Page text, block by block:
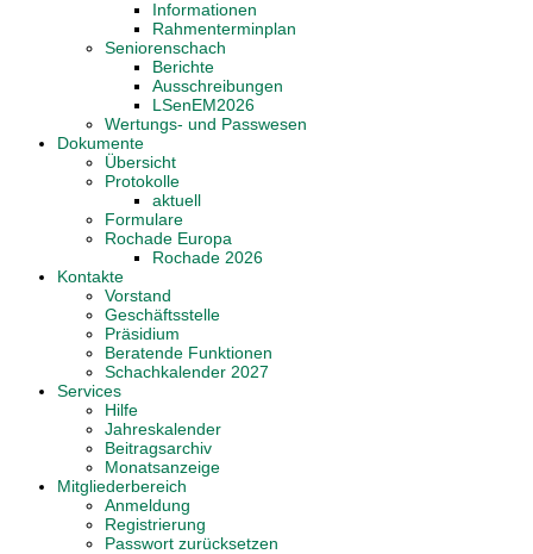
Informationen
Rahmenterminplan
Seniorenschach
Berichte
Ausschreibungen
LSenEM2026
Wertungs- und Passwesen
Dokumente
Übersicht
Protokolle
aktuell
Formulare
Rochade Europa
Rochade 2026
Kontakte
Vorstand
Geschäftsstelle
Präsidium
Beratende Funktionen
Schachkalender 2027
Services
Hilfe
Jahreskalender
Beitragsarchiv
Monatsanzeige
Mitgliederbereich
Anmeldung
Registrierung
Passwort zurücksetzen